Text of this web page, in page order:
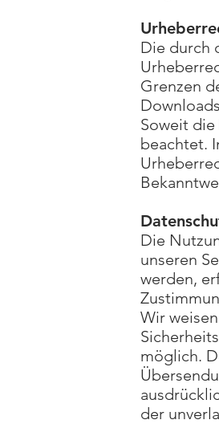
Die durch
Grenzen
Soweit
beachtet.
Die
unseren
werden,
Wir
möglich.
der